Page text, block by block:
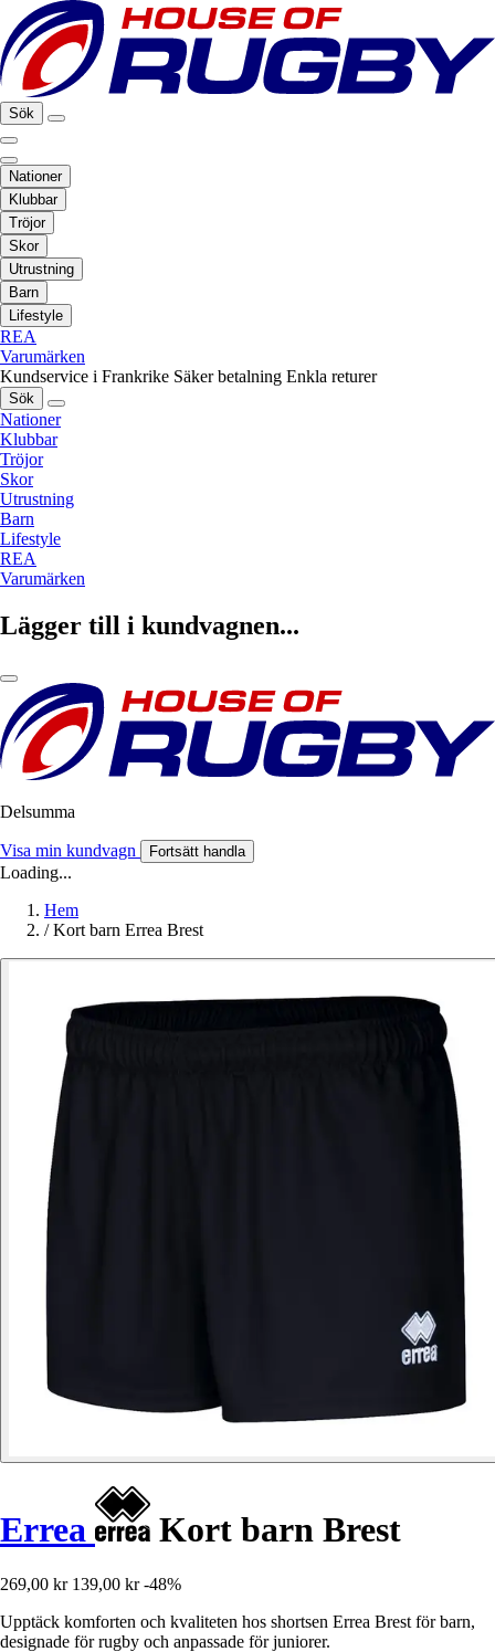
Sök
Nationer
Klubbar
Tröjor
Skor
Utrustning
Barn
Lifestyle
REA
Varumärken
Kundservice i Frankrike Säker betalning Enkla returer
Sök
Nationer
Klubbar
Tröjor
Skor
Utrustning
Barn
Lifestyle
REA
Varumärken
Lägger till i kundvagnen...
Delsumma
Visa min kundvagn Fortsätt handla
Loading...
Hem
/ Kort barn Errea Brest
Errea Kort barn Brest
269,00 kr 139,00 kr -48%
Upptäck komforten och kvaliteten hos shortsen Errea Brest för barn,
designade för rugby och anpassade för juniorer.